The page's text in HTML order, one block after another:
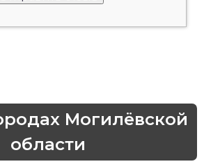
Могилёвской
области